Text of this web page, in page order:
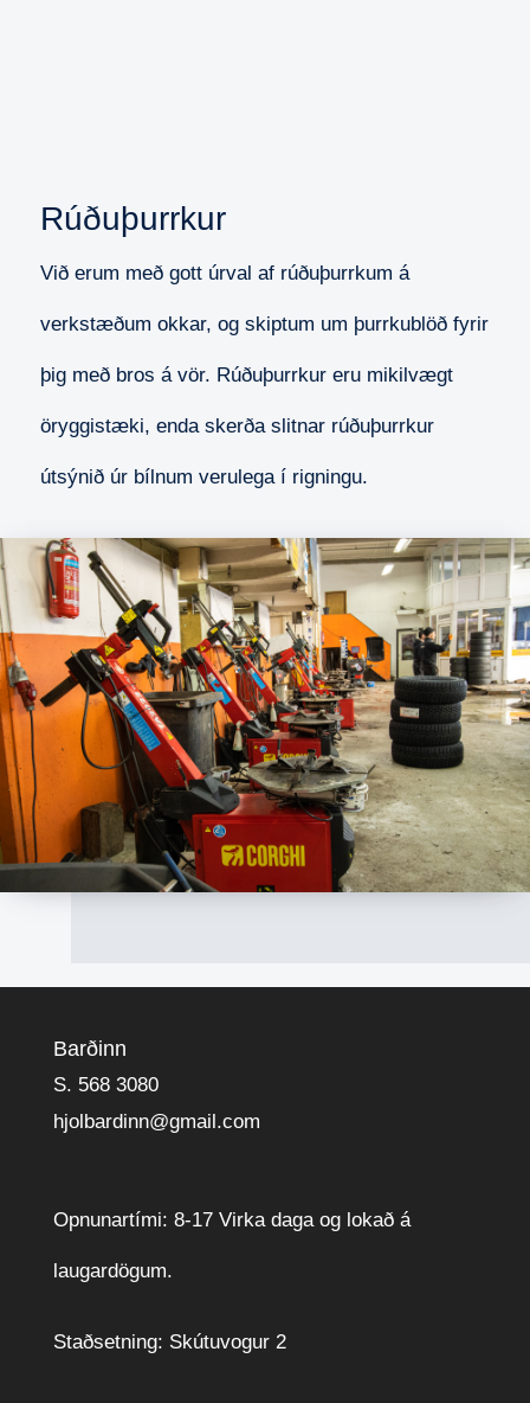
Rúðuþurrkur
Við erum með gott úrval af rúðuþurrkum á
verkstæðum okkar, og skiptum um þurrkublöð fyrir
þig með bros á vör. Rúðuþurrkur eru mikilvægt
öryggistæki, enda skerða slitnar rúðuþurrkur
útsýnið úr bílnum verulega í rigningu.
Barðinn
S. 568 3080
hjolbardinn@gmail.com
Opnunartími: 8-17 Virka daga og lokað á
laugardögum.
Staðsetning: Skútuvogur 2